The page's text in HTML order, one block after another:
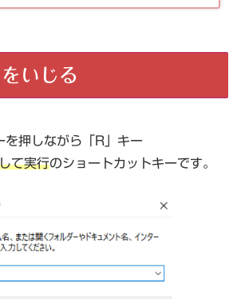
いじる
を押しながら「R」キー
て実行のショートカットキーです。